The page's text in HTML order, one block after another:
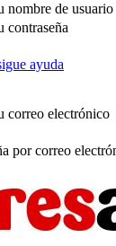
nombre de usuario
contraseña
ayuda
correo electrónico
por correo